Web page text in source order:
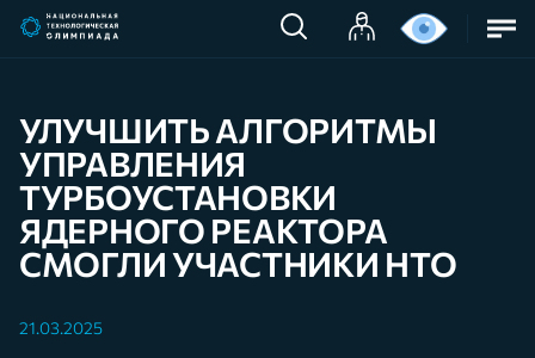
УЛУЧШИТЬ АЛГОРИТМЫ
УПРАВЛЕНИЯ
ТУРБОУСТАНОВКИ
ЯДЕРНОГО РЕАКТОРА
СМОГЛИ УЧАСТНИКИ НТО
21.03.2025